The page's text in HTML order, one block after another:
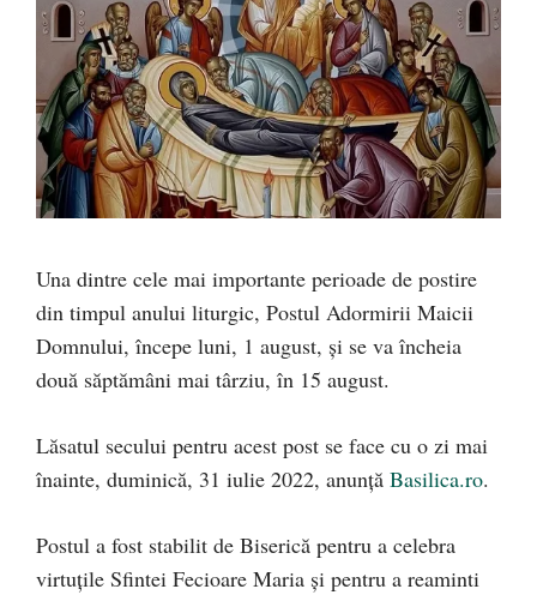
Una dintre cele mai importante perioade de postire
din timpul anului liturgic, Postul Adormirii Maicii
Domnului, începe luni, 1 august, și se va încheia
două săptămâni mai târziu, în 15 august.
Lăsatul secului pentru acest post se face cu o zi mai
înainte, duminică, 31 iulie 2022, anunță Basilica.ro.
Postul a fost stabilit de Biserică pentru a celebra
virtuțile Sfintei Fecioare Maria și pentru a reaminti